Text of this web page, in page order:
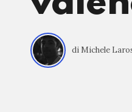
di Michele